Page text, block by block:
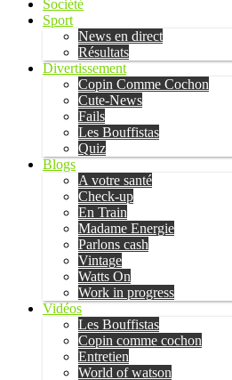
Société
Sport
News en direct
Résultats
Divertissement
Copin Comme Cochon
Cute-News
Fails
Les Bouffistas
Quiz
Blogs
A votre santé
Check-up
En Train
Madame Energie
Parlons cash
Vintage
Watts On
Work in progress
Vidéos
Les Bouffistas
Copin comme cochon
Entretien
World of watson